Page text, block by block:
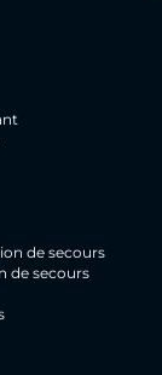
de secours
de secours